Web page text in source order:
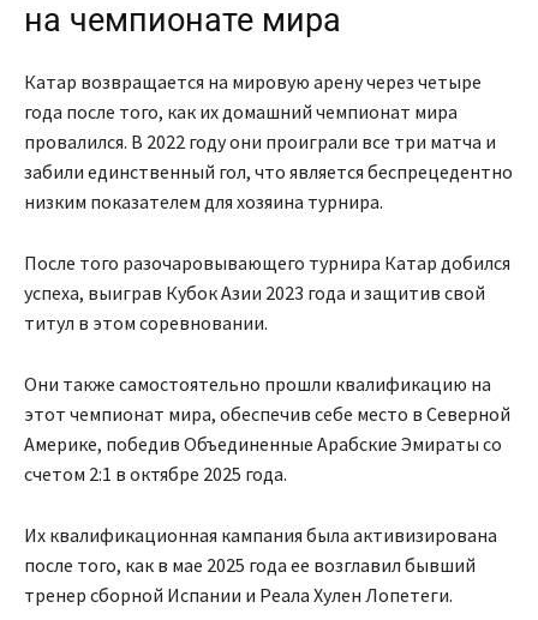
на чемпионате мира
Катар возвращается на мировую арену через четыре
года после того, как их домашний чемпионат мира
провалился. В 2022 году они проиграли все три матча и
забили единственный гол, что является беспрецедентно
низким показателем для хозяина турнира.
После того разочаровывающего турнира Катар добился
успеха, выиграв Кубок Азии 2023 года и защитив свой
титул в этом соревновании.
Они также самостоятельно прошли квалификацию на
этот чемпионат мира, обеспечив себе место в Северной
Америке, победив Объединенные Арабские Эмираты со
счетом 2:1 в октябре 2025 года.
Их квалификационная кампания была активизирована
после того, как в мае 2025 года ее возглавил бывший
тренер сборной Испании и Реала Хулен Лопетеги.